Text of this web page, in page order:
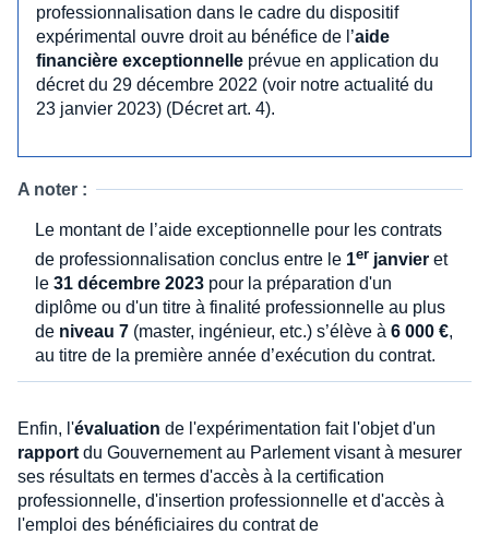
professionnalisation dans le cadre du dispositif
expérimental ouvre droit au bénéfice de l’aide
financière exceptionnelle prévue en application du
décret du 29 décembre 2022 (voir notre actualité du
23 janvier 2023) (Décret art. 4).
A noter :
Le montant de l’aide exceptionnelle pour les contrats
de professionnalisation conclus entre le 1er janvier et
le 31 décembre 2023 pour la préparation d'un
diplôme ou d'un titre à finalité professionnelle au plus
de niveau 7 (master, ingénieur, etc.) s’élève à 6 000 €,
au titre de la première année d’exécution du contrat.
Enfin, l'évaluation de l'expérimentation fait l'objet d'un
rapport du Gouvernement au Parlement visant à mesurer
ses résultats en termes d'accès à la certification
professionnelle, d'insertion professionnelle et d'accès à
l'emploi des bénéficiaires du contrat de